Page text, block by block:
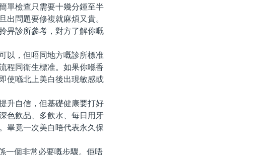
檢查只需要十幾分鍾至半
出問題要修複就麻煩又貴。
畀診所參考，對方了解你嘅
，但唔同地方嘅診所標准
程同衛生標准。如果你喺香
使喺北上美白後出現敏感或
自信，但基礎健康要打好
色飲品、多飲水、每日用牙
畢竟一次美白唔代表永久保
個非常必要嘅步驟。佢唔